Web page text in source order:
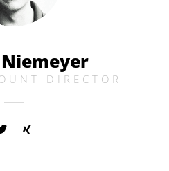
DIRECTOR